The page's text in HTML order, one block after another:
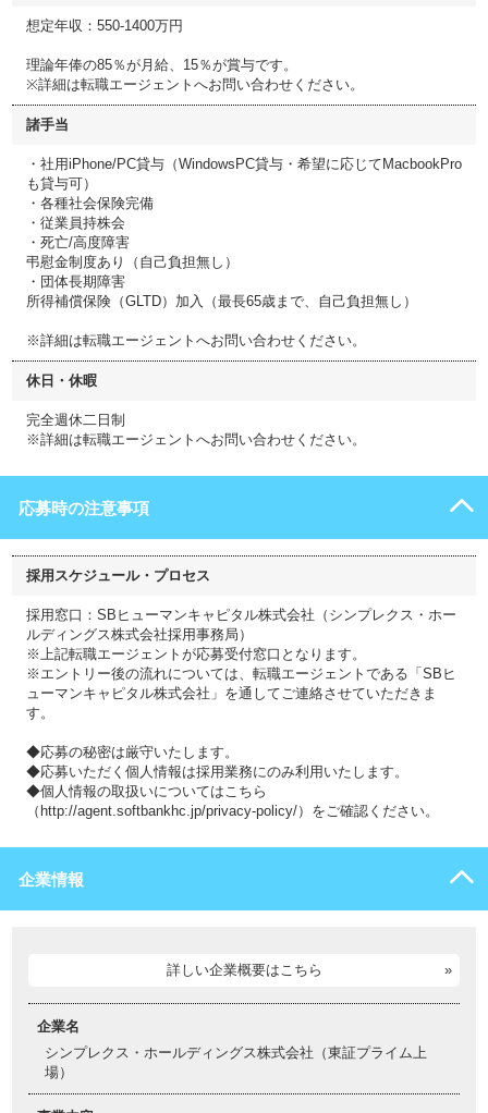
想定年収：550-1400万円
理論年俸の85％が月給、15％が賞与です。
※詳細は転職エージェントへお問い合わせください。
諸手当
・社用iPhone/PC貸与（WindowsPC貸与・希望に応じてMacbookPro
も貸与可）
・各種社会保険完備
・従業員持株会
・死亡/高度障害
弔慰金制度あり（自己負担無し）
・団体長期障害
所得補償保険（GLTD）加入（最長65歳まで、自己負担無し）
※詳細は転職エージェントへお問い合わせください。
休日・休暇
完全週休二日制
※詳細は転職エージェントへお問い合わせください。
応募時の注意事項
採用スケジュール・プロセス
採用窓口：SBヒューマンキャピタル株式会社（シンプレクス・ホー
ルディングス株式会社採用事務局）
※上記転職エージェントが応募受付窓口となります。
※エントリー後の流れについては、転職エージェントである「SBヒ
ューマンキャピタル株式会社」を通してご連絡させていただきま
す。
◆応募の秘密は厳守いたします。
◆応募いただく個人情報は採用業務にのみ利用いたします。
◆個人情報の取扱いについてはこちら
（http://agent.softbankhc.jp/privacy-policy/）をご確認ください。
企業情報
詳しい企業概要はこちら
企業名
シンプレクス・ホールディングス株式会社（東証プライム上
場）